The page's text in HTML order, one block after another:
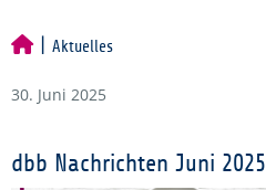
Aktuelles
30. Juni 2025
dbb Nachrichten Juni 2025